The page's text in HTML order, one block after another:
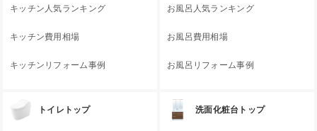
キッチン人気ランキング
キッチン費用相場
キッチンリフォーム事例
お風呂人気ランキング
お風呂費用相場
お風呂リフォーム事例
トイレトップ 洗面化粧台トップ